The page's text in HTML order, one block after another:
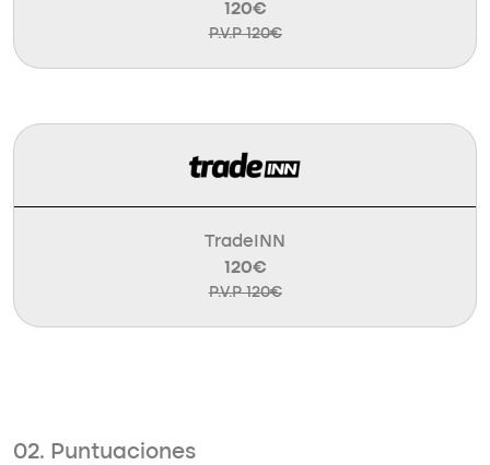
120€
P.V.P 120€
TradeINN
120€
P.V.P 120€
02. Puntuaciones